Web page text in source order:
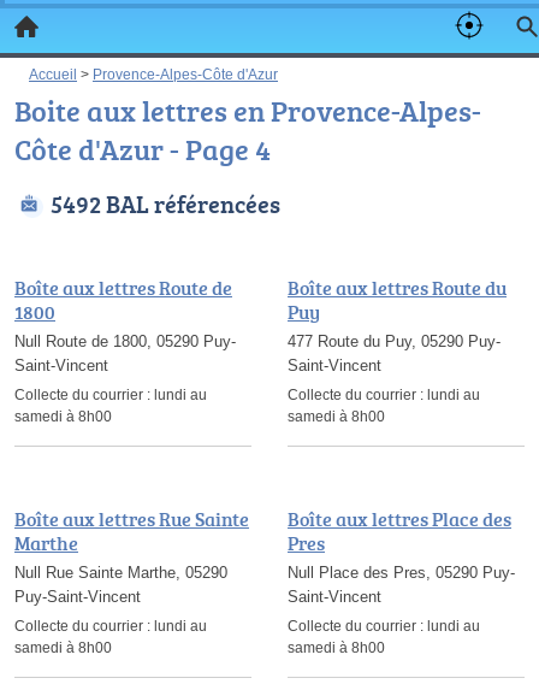
Accueil > Provence-Alpes-Côte d'Azur
Boite aux lettres en Provence-Alpes-
Côte d'Azur - Page 4
5492 BAL référencées
Boîte aux lettres Route de
1800
Null Route de 1800, 05290 Puy-
Saint-Vincent
Collecte du courrier : lundi au
samedi à 8h00
Boîte aux lettres Route du
Puy
477 Route du Puy, 05290 Puy-
Saint-Vincent
Collecte du courrier : lundi au
samedi à 8h00
Boîte aux lettres Rue Sainte
Marthe
Null Rue Sainte Marthe, 05290
Puy-Saint-Vincent
Collecte du courrier : lundi au
samedi à 8h00
Boîte aux lettres Place des
Pres
Null Place des Pres, 05290 Puy-
Saint-Vincent
Collecte du courrier : lundi au
samedi à 8h00